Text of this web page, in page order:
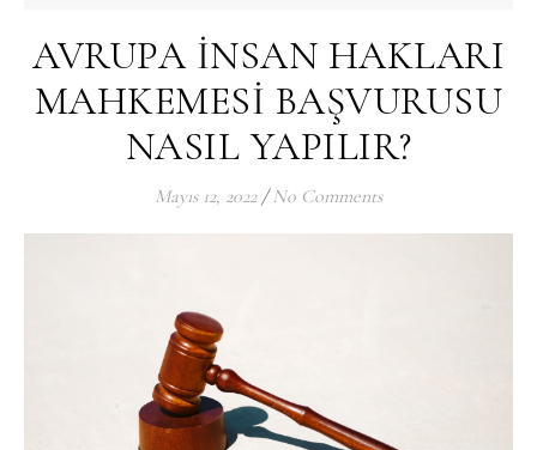
AVRUPA İNSAN HAKLARI
MAHKEMESİ BAŞVURUSU
NASIL YAPILIR?
Mayıs 12, 2022 / No Comments